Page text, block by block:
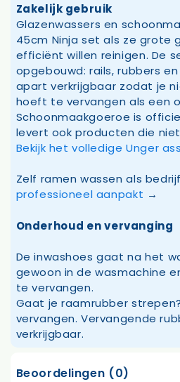
Zakelijk gebruik
Glazenwassers en
45cm Ninja set als ze grote
efficiënt willen reinigen. De
opgebouwd: rails, rubbers
apart verkrijgbaar zodat je
hoeft te vervangen als een
Schoonmaakgoeroe is
levert ook producten die
Bekijk het volledige Unger
Zelf ramen wassen als
professioneel aanpakt →
Onderhoud en vervanging
De inwashoes gaat na het
gewoon in de wasmachine
te vervangen.
Gaat je raamrubber
vervangen. Vervangende
verkrijgbaar.
Beoordelingen (0)